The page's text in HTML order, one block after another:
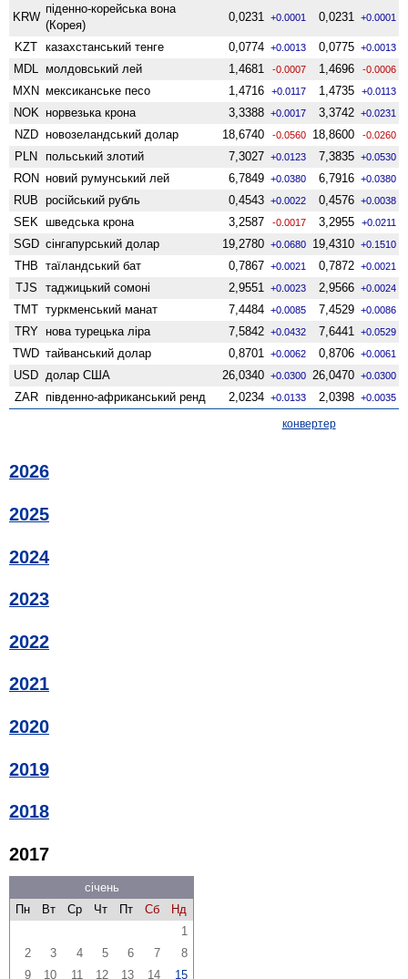
KRW
піденно-корейська вона
(Корея)
0,0231 +0.0001 0,0231 +0.0001
KZT казахстанський тенге 0,0774 +0.0013 0,0775 +0.0013
MDL молдовський лей 1,4681 -0.0007 1,4696 -0.0006
MXN мексиканське песо 1,4716 +0.0117 1,4735 +0.0113
NOK норвезька крона 3,3388 +0.0017 3,3742 +0.0231
NZD ново­зеландський долар 18,6740 -0.0560 18,8600 -0.0260
PLN польський злотий 7,3027 +0.0123 7,3835 +0.0530
RON новий румунський лей 6,7849 +0.0380 6,7916 +0.0380
RUB російський рубль 0,4543 +0.0022 0,4576 +0.0038
SEK шведська крона 3,2587 -0.0017 3,2955 +0.0211
SGD сінгапурський долар 19,2780 +0.0680 19,4310 +0.1510
THB таїландський бат 0,7867 +0.0021 0,7872 +0.0021
TJS таджицький сомоні 2,9551 +0.0023 2,9566 +0.0024
TMT туркменський манат 7,4484 +0.0085 7,4529 +0.0086
TRY нова турецька ліра 7,5842 +0.0432 7,6441 +0.0529
TWD тайванський долар 0,8701 +0.0062 0,8706 +0.0061
USD долар США 26,0340 +0.0300 26,0470 +0.0300
ZAR південно-африканський ренд 2,0234 +0.0133 2,0398 +0.0035
конвертер
2026
2025
2024
2023
2022
2021
2020
2019
2018
2017
січень
Пн
Вт Ср Чт Пт Сб
Нд
1
2
3 4 5 6 7
8
9
10 11 12 13 14 15